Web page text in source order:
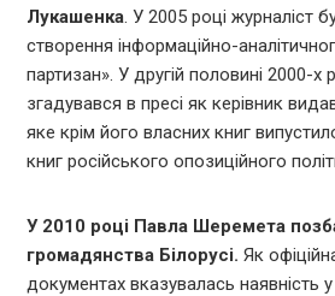
Лукашенка. У 2005 році журналіст
створення інформаційно-
партизан». У другій половині 2000-
згадувався в пресі як керівник
яке крім його власних книг
книг російського опозиційного
У 2010 році Павла Шеремета
громадянства Білорусі. Як
документах вказувалась наявність